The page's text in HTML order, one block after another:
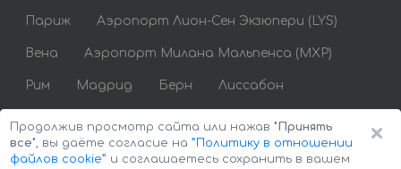
Париж Аэропорт Лион-Сен Экзюпери (LYS)
Вена Аэропорт Милана Мальпенса (MXP)
Рим Мадрид Берн Лиссабон
×
Продолжив просмотр сайта или нажав "Принять
все", вы даёте согласие на ”Политику в отношении
файлов cookie” и соглашаетесь сохранить в вашем